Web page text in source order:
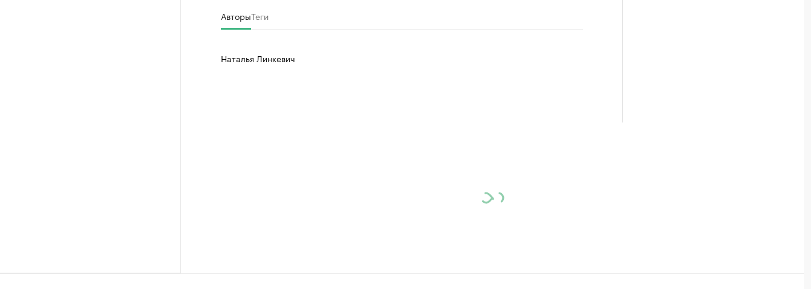
АвторыТеги
Наталья Линкевич